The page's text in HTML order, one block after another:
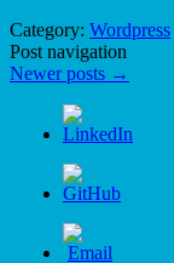
Category: Wordpress
Post navigation
Newer posts →